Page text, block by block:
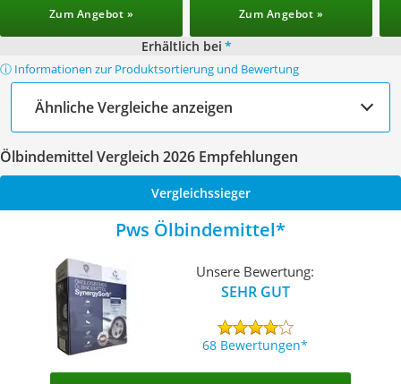
Zum Angebot » Zum Angebot »
Erhältlich bei *
ⓘ Informationen zur Produktsortierung und Bewertung
Ähnliche Vergleiche anzeigen
Ölbindemittel Vergleich 2026 Empfehlungen
Vergleichssieger
Pws Ölbindemittel
Unsere Bewertung:
SEHR GUT
68 Bewertungen